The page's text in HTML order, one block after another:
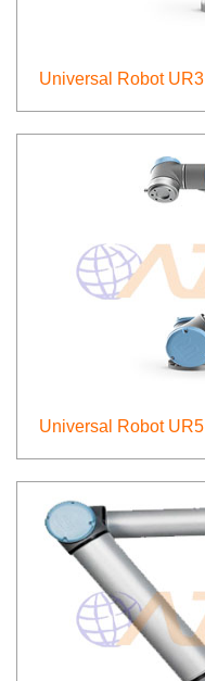
Universal Robot UR3
Universal Robot UR5